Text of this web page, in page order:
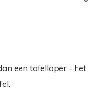
een tafelloper - het